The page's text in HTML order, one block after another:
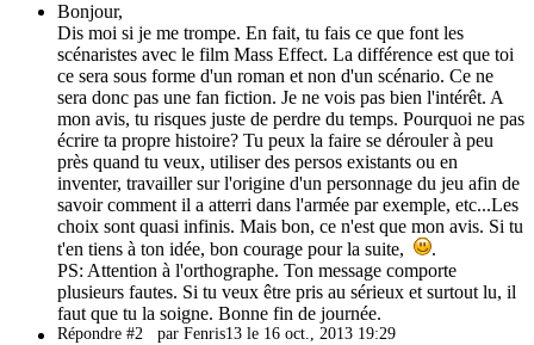
Bonjour,
Dis moi si je me trompe. En fait, tu fais ce que font les
scénaristes avec le film Mass Effect. La différence est que toi
ce sera sous forme d'un roman et non d'un scénario. Ce ne
sera donc pas une fan fiction. Je ne vois pas bien l'intérêt. A
mon avis, tu risques juste de perdre du temps. Pourquoi ne pas
écrire ta propre histoire? Tu peux la faire se dérouler à peu
près quand tu veux, utiliser des persos existants ou en
inventer, travailler sur l'origine d'un personnage du jeu afin de
savoir comment il a atterri dans l'armée par exemple, etc...Les
choix sont quasi infinis. Mais bon, ce n'est que mon avis. Si tu
t'en tiens à ton idée, bon courage pour la suite,
.
PS: Attention à l'orthographe. Ton message comporte
plusieurs fautes. Si tu veux être pris au sérieux et surtout lu, il
faut que tu la soigne. Bonne fin de journée.
Répondre #2 par Fenris13 le 16 oct., 2013 19:29